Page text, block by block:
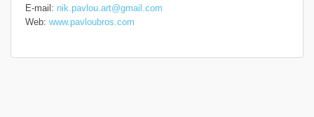
E-mail: nik.pavlou.art@gmail.com
Web: www.pavloubros.com